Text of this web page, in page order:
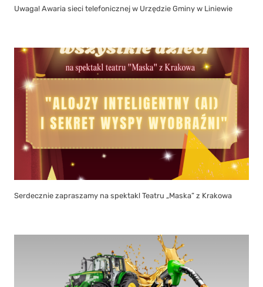
Uwaga! Awaria sieci telefonicznej w Urzędzie Gminy w Liniewie
Serdecznie zapraszamy na spektakl Teatru „Maska” z Krakowa